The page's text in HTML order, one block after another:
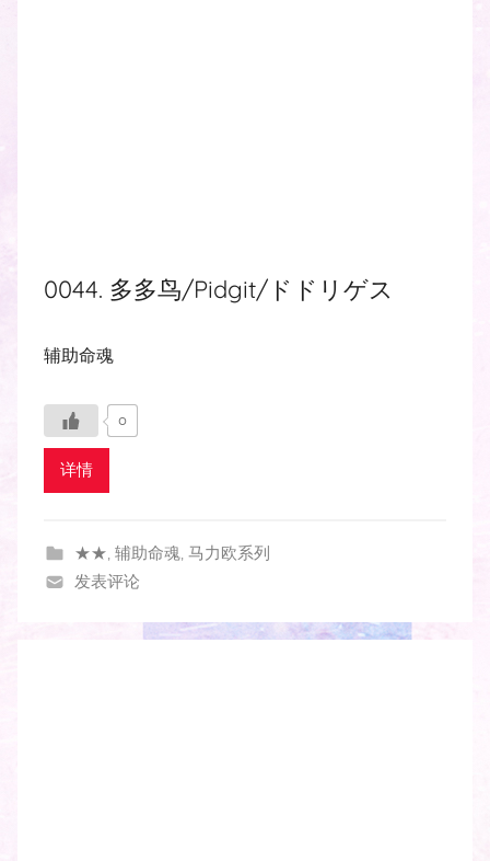
0044. 多多鸟/Pidgit/ドドリゲス
辅助命魂
0
详情
★★, 辅助命魂, 马力欧系列
发表评论